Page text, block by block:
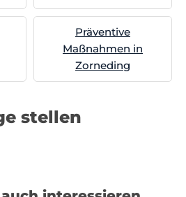
Präventive
Maßnahmen in
Zorneding
stellen